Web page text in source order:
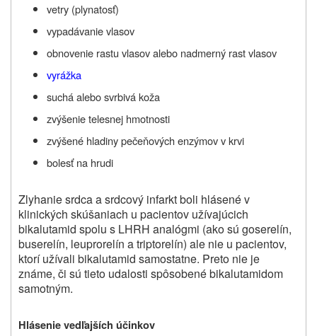
vetry (plynatosť)
vypadávanie vlasov
obnovenie rastu vlasov alebo nadmerný rast vlasov
vyrážka
suchá alebo svrbivá koža
zvýšenie telesnej hmotnosti
zvýšené hladiny pečeňových enzýmov v krvi
bolesť na hrudi
Zlyhanie srdca a srdcový infarkt boli hlásené v
klinických skúšaniach u pacientov užívajúcich
bikalutamid spolu s LHRH analógmi (ako sú goserelín,
buserelín, leuprorelín a triptorelín) ale nie u pacientov,
ktorí užívali bikalutamid samostatne. Preto nie je
známe, či sú tieto udalosti spôsobené bikalutamidom
samotným.
Hlásenie vedľajších účinkov